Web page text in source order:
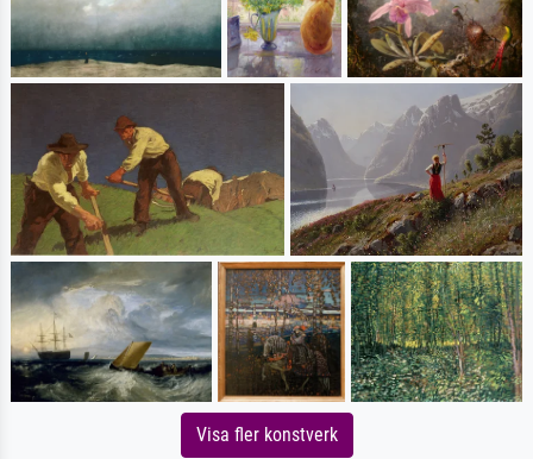
Visa fler konstverk